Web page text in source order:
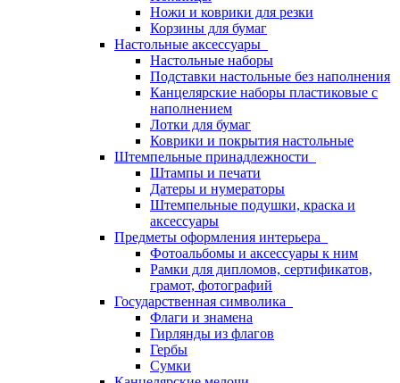
Ножи и коврики для резки
Корзины для бумаг
Настольные аксессуары
Настольные наборы
Подставки настольные без наполнения
Канцелярские наборы пластиковые с
наполнением
Лотки для бумаг
Коврики и покрытия настольные
Штемпельные принадлежности
Штампы и печати
Датеры и нумераторы
Штемпельные подушки, краска и
аксессуары
Предметы оформления интерьера
Фотоальбомы и аксессуары к ним
Рамки для дипломов, сертификатов,
грамот, фотографий
Государственная символика
Флаги и знамена
Гирлянды из флагов
Гербы
Сумки